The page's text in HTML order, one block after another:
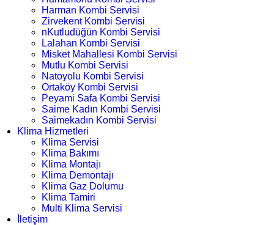
Harman Kombi Servisi
Zirvekent Kombi Servisi
nKutludüğün Kombi Servisi
Lalahan Kombi Servisi
Misket Mahallesi Kombi Servisi
Mutlu Kombi Servisi
Natoyolu Kombi Servisi
Ortaköy Kombi Servisi
Peyami Safa Kombi Servisi
Saime Kadın Kombi Servisi
Saimekadın Kombi Servisi
Klima Hizmetleri
Klima Servisi
Klima Bakımı
Klima Montajı
Klima Demontajı
Klima Gaz Dolumu
Klima Tamiri
Multi Klima Servisi
İletişim